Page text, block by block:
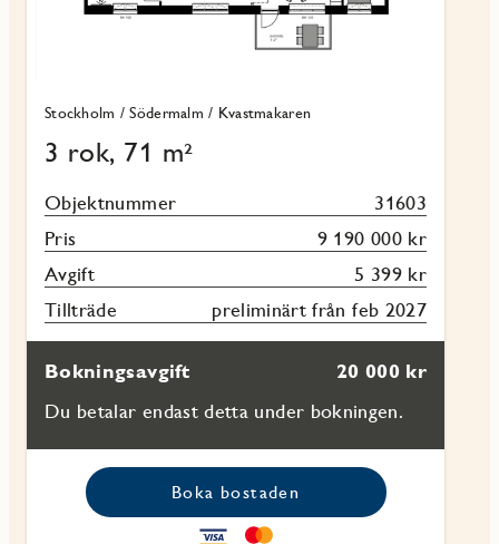
Stockholm / Södermalm / Kvastmakaren
3 rok, 71 m²
Objektnummer
31603
Pris
9 190 000 kr
Avgift
5 399 kr
Tillträde
preliminärt från feb 2027
Bokningsavgift 20 000 kr
Du betalar endast detta under bokningen.
Boka bostaden